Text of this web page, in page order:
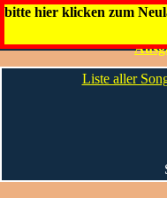
bitte hier klicken zum
Liste aller